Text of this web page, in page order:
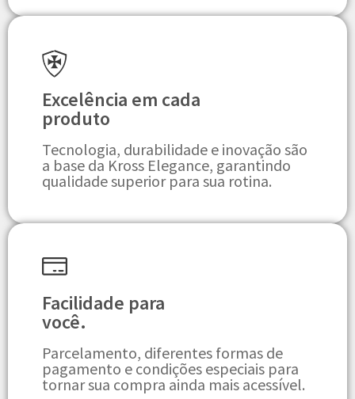
Excelência em cada
produto
Tecnologia, durabilidade e inovação são
a base da Kross Elegance, garantindo
qualidade superior para sua rotina.
Facilidade para
você.
Parcelamento, diferentes formas de
pagamento e condições especiais para
tornar sua compra ainda mais acessível.